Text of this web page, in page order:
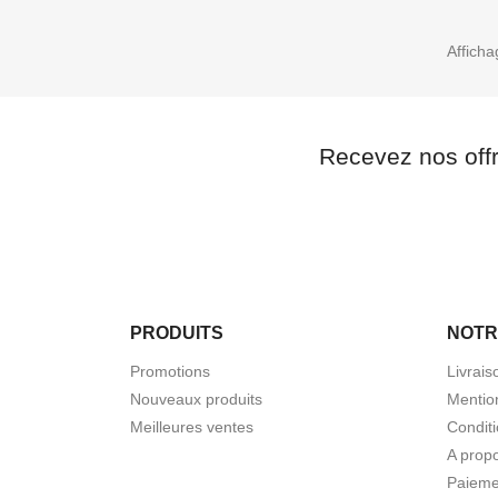
Recevez nos
PRODUITS
Promotions
Nouveaux produits
Meilleures ventes
A